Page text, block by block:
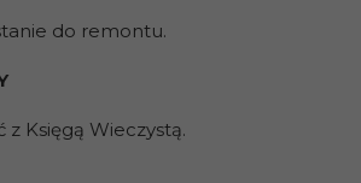
do remontu.
z Księgą Wieczystą.